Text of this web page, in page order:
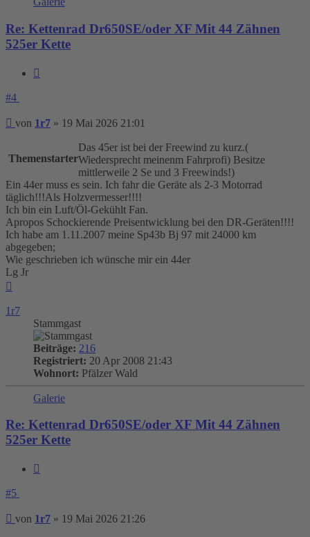
Re: Kettenrad Dr650SE/oder XF Mit 44 Zähnen
525er Kette
#4
Beitrag
von 1r7 » 19 Mai 2026 21:01
Themenstarter
Das 45er ist bei der Freewind zu kurz.(
Wiedersprecht meinenm Fahrprofi) Besitze
mittlerweile 2 Se und 3 Freewinds!)
Ein 44er muss es sein. Ich fahr die Geräte als 2-3 Motorrad
täglich!!!Als Holzvermesser!!!!
Ich bin ein Luft/Öl-Gekühlt Fan.
Apropos Schockierende Preisentwicklung bei den DR-Geräten!!!!
Ich habe am 1.11.2007 meine Sp43b Bj 97 mit 24000 km
abgegeben;
Wie geschrieben ich wünsche mir ein 44er
Lg Jr
1r7
Stammgast
Beiträge: 216
Registriert: 20 Apr 2008 21:43
Wohnort: Pfälzer Wald
Galerie
Re: Kettenrad Dr650SE/oder XF Mit 44 Zähnen
525er Kette
#5
Beitrag
von 1r7 » 19 Mai 2026 21:26